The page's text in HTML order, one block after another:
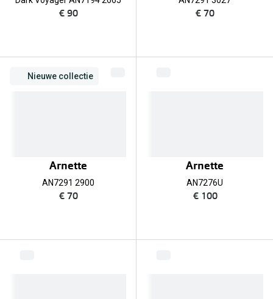
€ 90 € 70
Nieuwe collectie
Arnette
AN7291 2900
€ 70
Arnette
AN7276U
€ 100